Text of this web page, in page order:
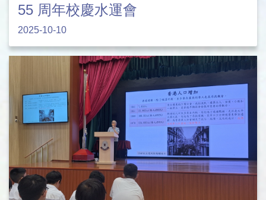
55 周年校慶水運會
2025-10-10